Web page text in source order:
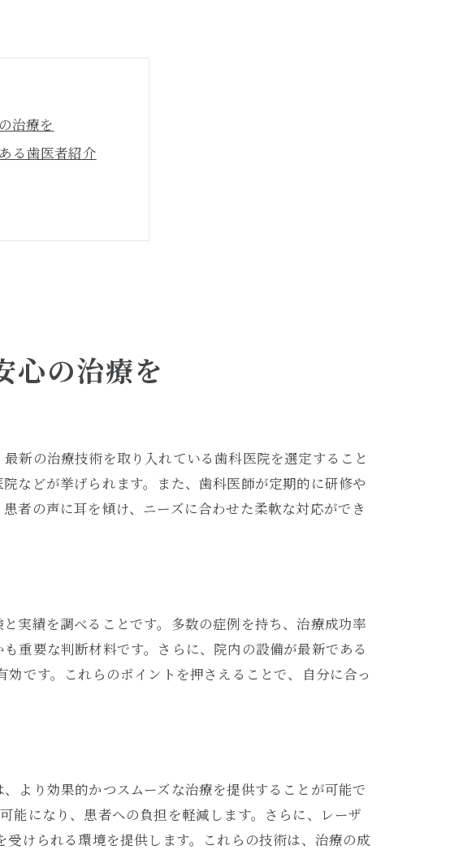
治療を
る歯医者紹介
ト
めに
理由とは
関係
心の治療を
新の治療技術を取り入れている歯科医院を選定すること
などが挙げられます。また、歯科医師が定期的に研修や
者の声に耳を傾け、ニーズに合わせた柔軟な対応ができ
実績を調べることです。多数の症例を持ち、治療成功率
重要な判断材料です。さらに、院内の設備が最新である
です。これらのポイントを押さえることで、自分に合っ
より効果的かつスムーズな治療を提供することが可能で
能になり、患者への負担を軽減します。さらに、レーザ
けられる環境を提供します。これらの技術は、治療の成